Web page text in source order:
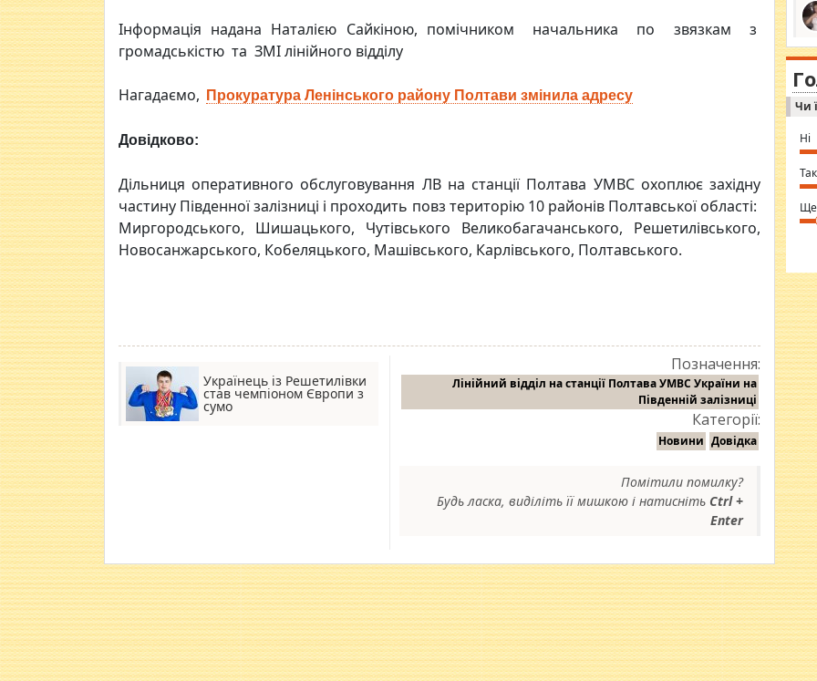
Інформація надана Наталією Сайкіною, помічником начальника по звязкам з
громадськістю та ЗМІ лінійного відділу
Нагадаємо, Прокуратура Ленінського району Полтави змінила адресу
Довідково:
Дiльниця оперативного обслуговування ЛВ на станції Полтава УМВС охоплює захiдну
частину Пiвденної залiзницi i проходить повз територiю 10 районiв Полтавської областi:
Миргородського, Шишацького, Чутiвського Великобагачанського, Решетилiвського,
Новосанжарського, Кобеляцького, Машiвського, Карлiвського, Полтавського.
Українець із Решетилівки
став чемпіоном Європи з
сумо
Позначення:
Лінійний відділ на станції Полтава УМВС України на
Південній залізниці
Категорії:
Новини Довідка
Помітили помилку?
Будь ласка, виділіть її мишкою і натисніть Ctrl +
Enter
за
ми
in
⇒
Чи
Ні
Так
Ще